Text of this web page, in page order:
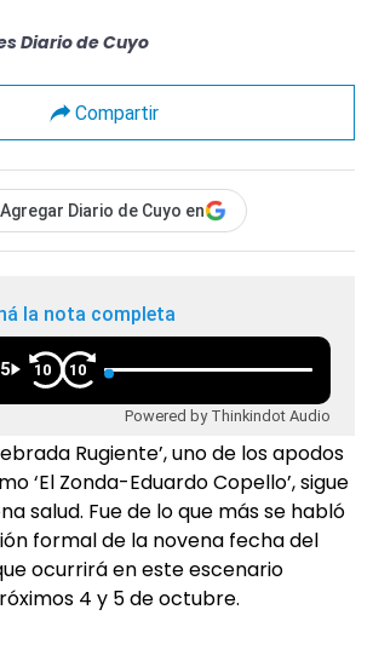
Diario de Cuyo
Compartir
Agregar Diario de Cuyo en
la nota completa
10 10
Powered by Thinkindot Audio
Rugiente’, uno de los apodos
‘El Zonda-Eduardo Copello’, sigue
salud. Fue de lo que más se habló
formal de la novena fecha del
ocurrirá en este escenario
4 y 5 de octubre.